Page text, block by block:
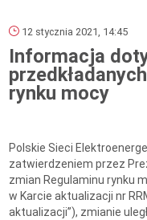
12 stycznia 2021, 14:45
Informacja
rynku mocy
Polskie Sieci
zatwierdzeniem przez
zmian Regulaminu rynku
w Karcie aktualizacji nr
aktualizacji”), zmianie